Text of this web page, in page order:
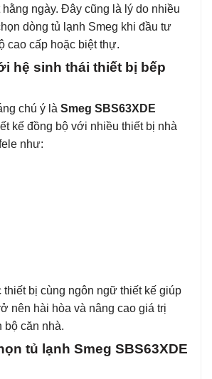
ngày. Đây cũng là lý do nhiều
dòng tủ lạnh Smeg khi đầu tư
cao cấp hoặc biệt thự.
hệ sinh thái thiết bị bếp
chú ý là Smeg SBS63XDE
kế đồng bộ với nhiều thiết bị nhà
như:
bị cùng ngôn ngữ thiết kế giúp
nên hài hòa và nâng cao giá trị
bộ căn nhà.
tủ lạnh Smeg SBS63XDE